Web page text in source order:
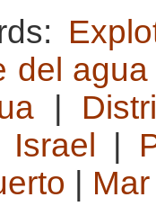
del agua
Israel